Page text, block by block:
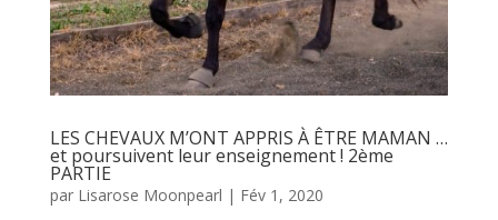
LES CHEVAUX M’ONT APPRIS À ÊTRE MAMAN …
et poursuivent leur enseignement ! 2ème
PARTIE
par Lisarose Moonpearl | Fév 1, 2020